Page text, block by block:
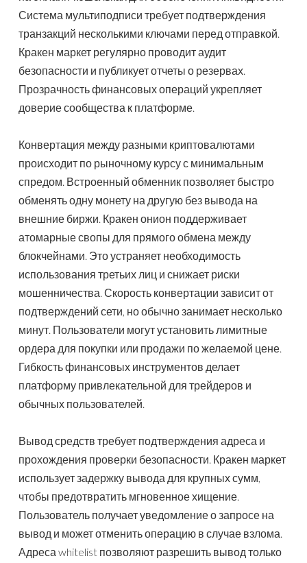
Система мультиподписи требует подтверждения
транзакций несколькими ключами перед отправкой.
Кракен маркет регулярно проводит аудит
безопасности и публикует отчеты о резервах.
Прозрачность финансовых операций укрепляет
доверие сообщества к платформе.
Конвертация между разными криптовалютами
происходит по рыночному курсу с минимальным
спредом. Встроенный обменник позволяет быстро
обменять одну монету на другую без вывода на
внешние биржи. Кракен онион поддерживает
атомарные свопы для прямого обмена между
блокчейнами. Это устраняет необходимость
использования третьих лиц и снижает риски
мошенничества. Скорость конвертации зависит от
подтверждений сети, но обычно занимает несколько
минут. Пользователи могут установить лимитные
ордера для покупки или продажи по желаемой цене.
Гибкость финансовых инструментов делает
платформу привлекательной для трейдеров и
обычных пользователей.
Вывод средств требует подтверждения адреса и
прохождения проверки безопасности. Кракен маркет
использует задержку вывода для крупных сумм,
чтобы предотвратить мгновенное хищение.
Пользователь получает уведомление о запросе на
вывод и может отменить операцию в случае взлома.
Адреса whitelist позволяют разрешить вывод только